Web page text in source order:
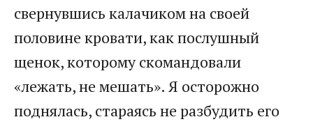
свернувшись калачиком на своей
половине кровати, как послушный
щенок, которому скомандовали
«лежать, не мешать». Я осторожно
поднялась, стараясь не разбудить его